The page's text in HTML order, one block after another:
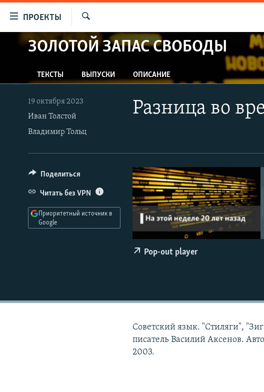
упрощенного
Вернуться
к
основному
содержанию
Вернутся
ПРОЕКТЫ
ПРОГРАММЫ
АВТОРСКИЕ ПРОЕКТЫ
ЦИТАТЫ СВОБОДЫ
МНЕНИЯ
КУЛЬТУРА
IDEL.РЕАЛИИ
КАВКАЗ.РЕАЛИИ
СЕВЕР.РЕАЛИИ
СИБИРЬ.РЕАЛИИ
РАСПИСАНИЕ ВЕЩАНИЯ
ЗОЛОТОЙ ЗАПАС СВОБОДЫ
ТЕКСТЫ ВЫПУСКИ ОПИСАНИЕ
Разница во
19 октября 2023
Иван Толстой
Владимир Тольц
Pop-out player
Поделиться
Читать без VPN
Приоритетный источник в
Google
Советский язык. "Стиляги",
писатель Василий Аксенов.
2003.